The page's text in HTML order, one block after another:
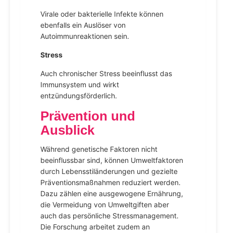
Virale oder bakterielle Infekte können
ebenfalls ein Auslöser von
Autoimmunreaktionen sein.
Stress
Auch chronischer Stress beeinflusst das
Immunsystem und wirkt
entzündungsförderlich.
Prävention und
Ausblick
Während genetische Faktoren nicht
beeinflussbar sind, können Umweltfaktoren
durch Lebensstiländerungen und gezielte
Präventionsmaßnahmen reduziert werden.
Dazu zählen eine ausgewogene Ernährung,
die Vermeidung von Umweltgiften aber
auch das persönliche Stressmanagement.
Die Forschung arbeitet zudem an